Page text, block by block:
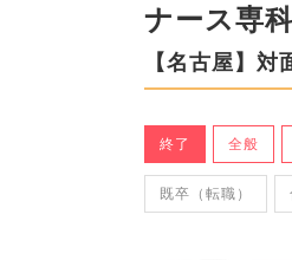
ナース専
【名古屋】対
終了 全般
既卒（転職）